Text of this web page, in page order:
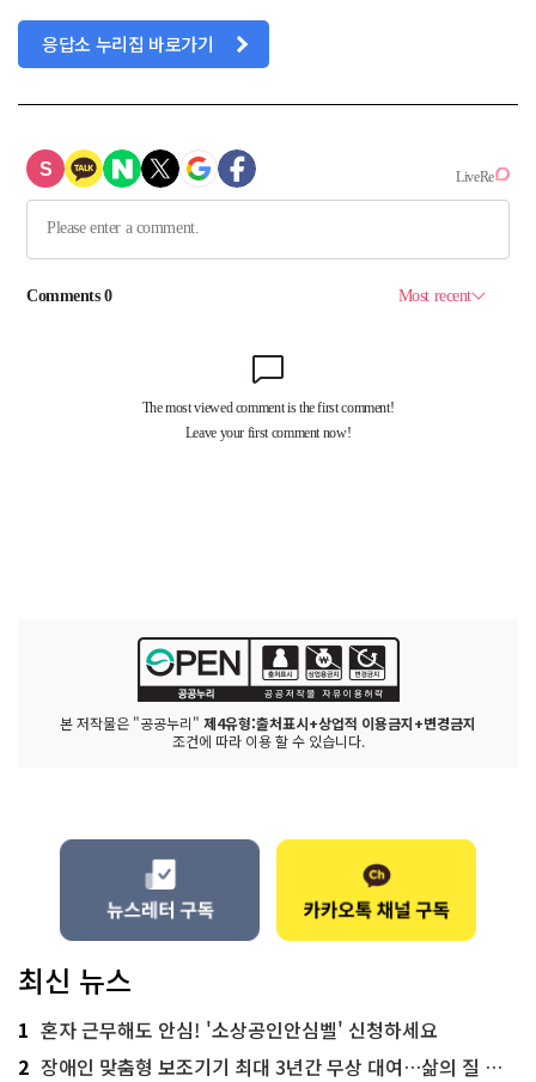
응답소 누리집 바로가기
본 저작물은 "공공누리" 제4유형:출처표시+상업적 이용금지+변경금지
조건에 따라 이용 할 수 있습니다.
최신 뉴스
1 혼자 근무해도 안심! '소상공인안심벨' 신청하세요
2 장애인 맞춤형 보조기기 최대 3년간 무상 대여…삶의 질 높인다